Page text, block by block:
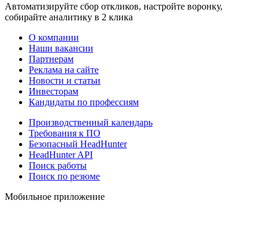
Автоматизируйте сбор откликов, настройте воронку,
собирайте аналитику в 2 клика
О компании
Наши вакансии
Партнерам
Реклама на сайте
Новости и статьи
Инвесторам
Кандидаты по профессиям
Производственный календарь
Требования к ПО
Безопасный HeadHunter
HeadHunter API
Поиск работы
Поиск по резюме
Мобильное приложение